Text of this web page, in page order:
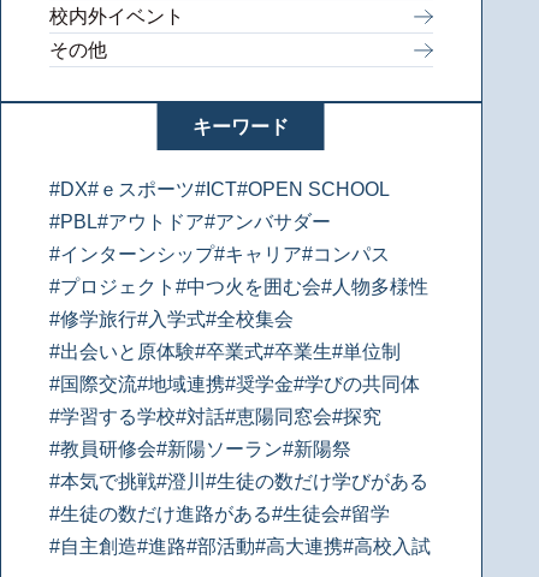
校内外イベント
その他
キーワード
#DX#ｅスポーツ#ICT#OPEN SCHOOL
#PBL#アウトドア#アンバサダー
#インターンシップ#キャリア#コンパス
#プロジェクト #中つ火を囲む会#人物多様性
#修学旅行#入学式#全校集会
#出会いと原体験#卒業式#卒業生#単位制
#国際交流#地域連携#奨学金#学びの共同体
#学習する学校#対話#恵陽同窓会#探究
#教員研修会#新陽ソーラン#新陽祭
#本気で挑戦#澄川 #生徒の数だけ学びがある
#生徒の数だけ進路がある#生徒会#留学
#自主創造#進路#部活動#高大連携#高校入試